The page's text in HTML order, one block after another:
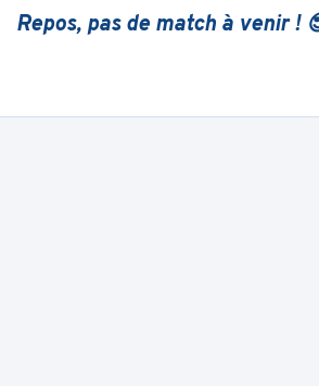
Repos, pas de match à venir !